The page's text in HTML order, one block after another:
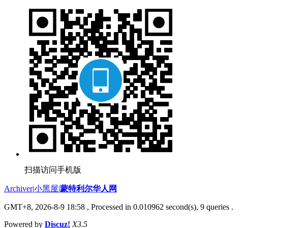
扫描访问手机版
Archiver|小黑屋|蒙特利尔华人网
GMT+8, 2026-8-9 18:58 , Processed in 0.010962 second(s), 9 queries .
Powered by Discuz! X3.5